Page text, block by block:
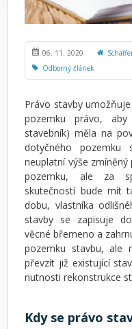
06. 11. 2020
Odborný článek
Právo stavby
pozemku právo,
stavebník) měla na
dotyčného pozemku
neuplatní výše
pozemku, ale za
skutečností bude mít
dobu, vlastníka
stavby se zapisuje
věcné břemeno a
pozemku stavbu, ale
převzít již existující
nutnosti rekonstrukce
Kdy se právo